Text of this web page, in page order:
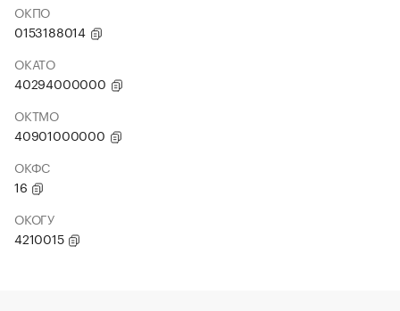
ОКПО
0153188014
ОКАТО
40294000000
ОКТМО
40901000000
ОКФС
16
ОКОГУ
4210015